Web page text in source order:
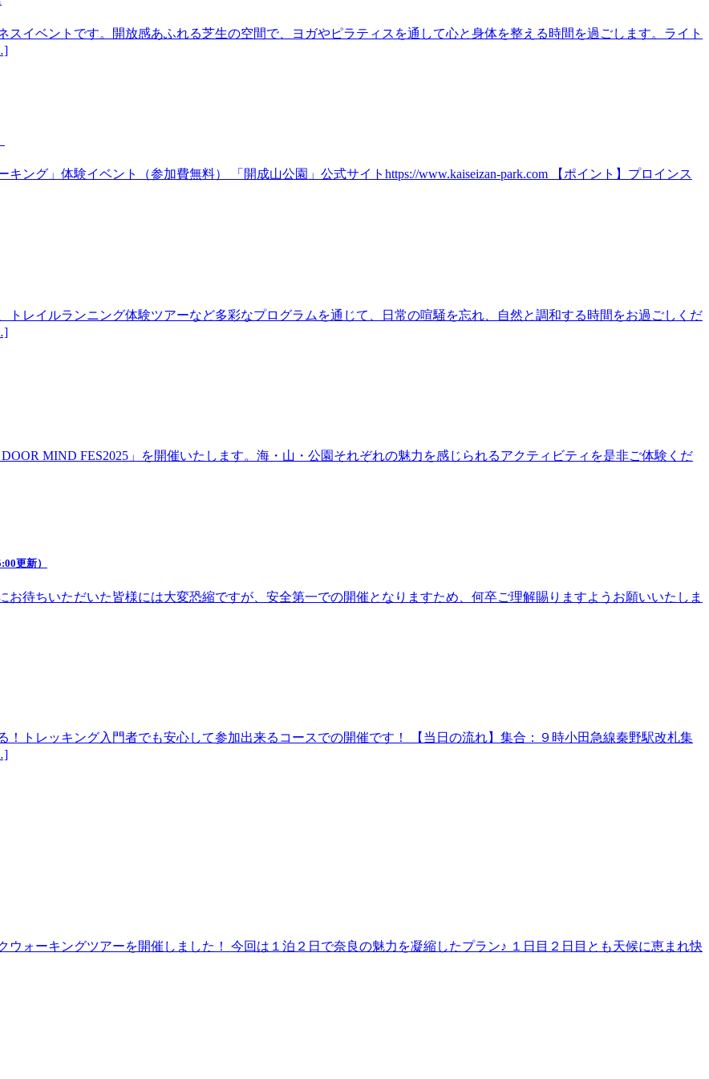
イベントです。開放感あふれる芝生の空間で、ヨガやピラティスを通して心と身体を整える時間を過ごします。ライト
ング」体験イベント（参加費無料） 「開成山公園」公式サイトhttps://www.kaiseizan-park.com 【ポイント】プロインス
レイルランニング体験ツアーなど多彩なプログラムを通じて、日常の喧騒を忘れ、自然と調和する時間をお過ごしくだ
MIND FES2025」を開催いたします。海・山・公園それぞれの魅力を感じられるアクティビティを是非ご体験くだ
更新）
待ちいただいた皆様には大変恐縮ですが、安全第一での開催となりますため、何卒ご理解賜りますようお願いいたしま
トレッキング入門者でも安心して参加出来るコースでの開催です！ 【当日の流れ】集合：９時小田急線秦野駅改札集
ォーキングツアーを開催しました！ 今回は１泊２日で奈良の魅力を凝縮したプラン♪ １日目２日目とも天候に恵まれ快